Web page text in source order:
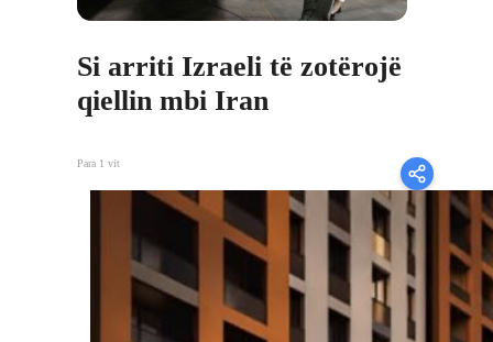
Si arriti Izraeli të zotërojë
qiellin mbi Iran
Para 1 vit